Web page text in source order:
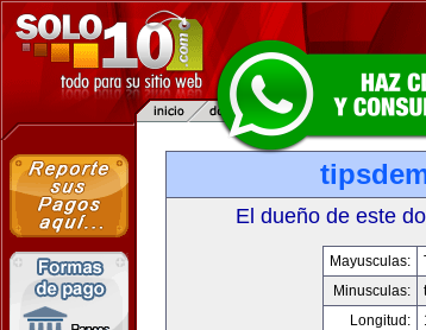
El dueño de este
Mayusculas:
Minusculas:
Longitud: